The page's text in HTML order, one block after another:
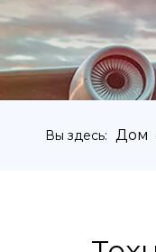
Вы здесь: Дом